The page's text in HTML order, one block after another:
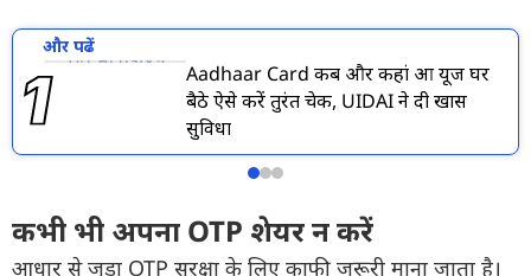
और पढें
Aadhaar Card कब और कहां हुआ यूज घर
बैठे ऐसे करें तुरंत चेक, UIDAI ने दी खास
सुविधा
कभी भी अपना OTP शेयर न करें
आधार से जुड़ा OTP सुरक्षा के लिए काफी जरूरी माना जाता है।